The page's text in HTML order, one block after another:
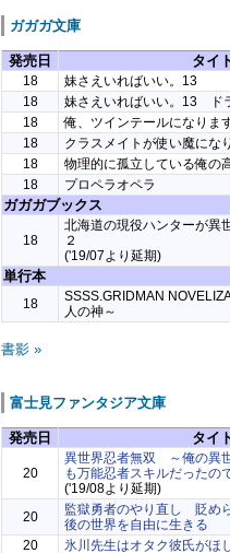
ガガガ文庫
発売日 タイ
18 妹さえいればいい。13
18
妹さえいればいい。13 ド
18
俺、ツインテールになりま
18
クラスメイトが使い魔にな
18
物理的に孤立している俺の
18
プロペラオペラ
ガガガブックス
18
北海道の現役ハンターが異
２
('19/07より延期)
単行本
18
SSSS.GRIDMAN
人の神～
書影 »
富士見ファンタジア文庫
発売日 タイ
20
異世界忍者無双 ～俺の異
も万能忍者スキルだったの
('19/08より延期)
20
監獄勇者のやり直し 貶め
後の世界を自由に生きる
20
氷川先生はオタク彼氏がほ